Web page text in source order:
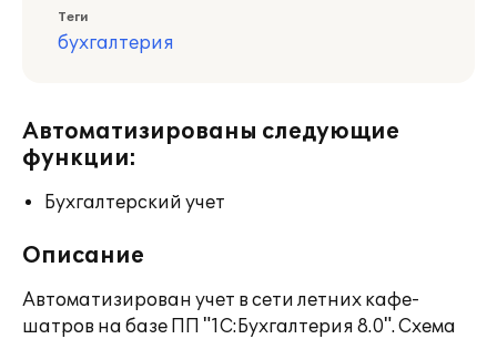
Теги
бухгалтерия
Автоматизированы следующие
функции:
Бухгалтерский учет
Описание
Автоматизирован учет в сети летних кафе-
шатров на базе ПП "1С:Бухгалтерия 8.0". Схема